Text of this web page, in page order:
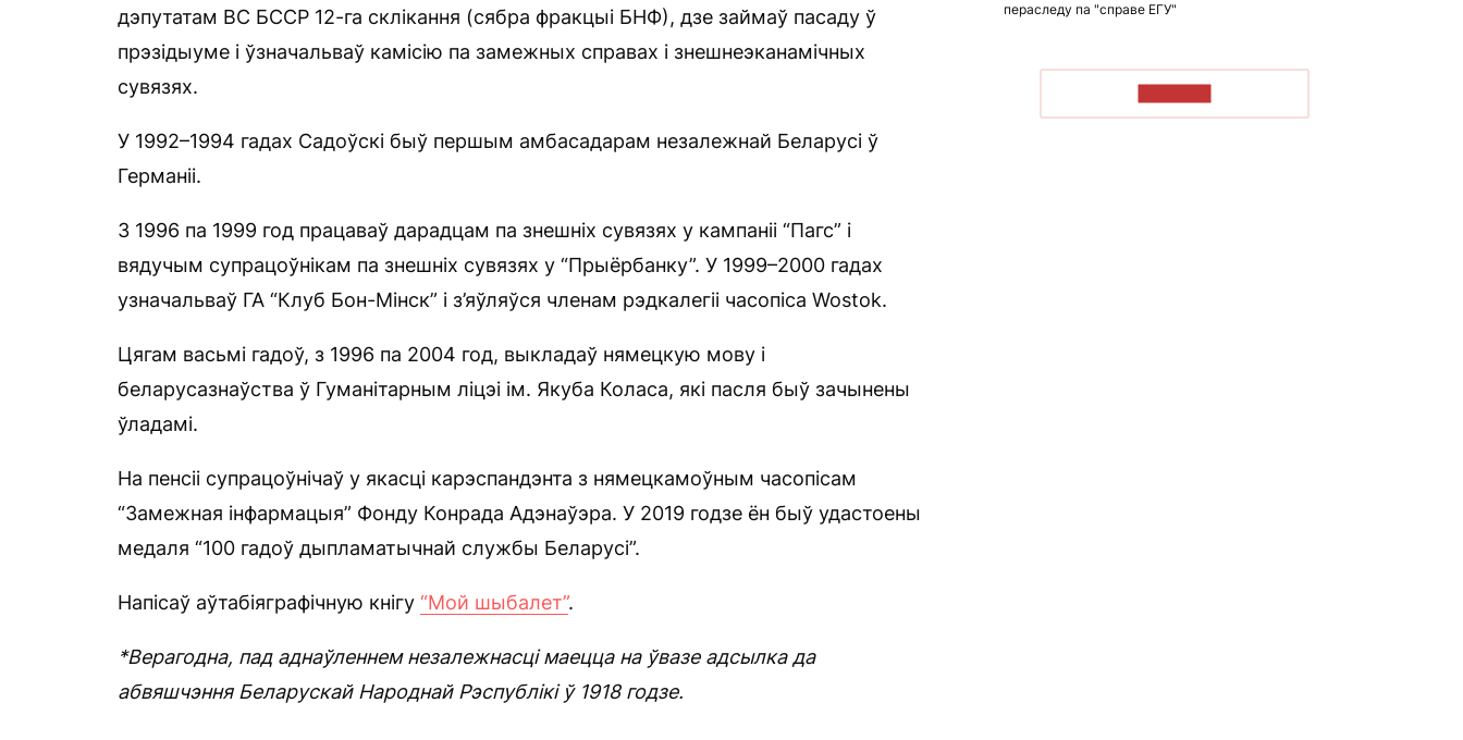
дэпутатам ВС БССР 12-га склікання (сябра фракцыі БНФ), дзе займаў пасаду ў
прэзідыуме і ўзначальваў камісію па замежных справах і знешнеэканамічных
сувязях.
У 1992–1994 гадах Садоўскі быў першым амбасадарам незалежнай Беларусі ў
Германіі.
З 1996 па 1999 год працаваў дарадцам па знешніх сувязях у кампаніі “Пагс” і
вядучым супрацоўнікам па знешніх сувязях у “Прыёрбанку”. У 1999–2000 гадах
узначальваў ГА “Клуб Бон-Мінск” і з’яўляўся членам рэдкалегіі часопіса Wostok.
Цягам васьмі гадоў, з 1996 па 2004 год, выкладаў нямецкую мову і
беларусазнаўства ў Гуманітарным ліцэі ім. Якуба Коласа, які пасля быў зачынены
ўладамі.
На пенсіі супрацоўнічаў у якасці карэспандэнта з нямецкамоўным часопісам
“Замежная інфармацыя” Фонду Конрада Адэнаўэра. У 2019 годзе ён быў удастоены
медаля “100 гадоў дыпламатычнай службы Беларусі”.
Напісаў аўтабіяграфічную кнігу “Мой шыбалет”.
*Верагодна, пад аднаўленнем незалежнасці маецца на ўвазе адсылка да
абвяшчэння Беларускай Народнай Рэспублікі ў 1918 годзе.
пераследу па "справе ЕГУ"